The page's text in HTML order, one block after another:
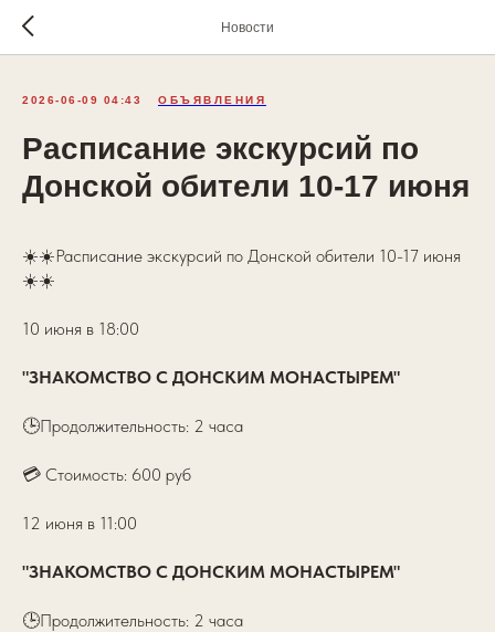
Новости
2026-06-09 04:43 ОБЪЯВЛЕНИЯ
Расписание экскурсий по
Донской обители 10-17 июня
☀️☀️Расписание экскурсий по Донской обители 10-17 июня
☀️☀️
10 июня в 18:00
"ЗНАКОМСТВО С ДОНСКИМ МОНАСТЫРЕМ"
🕒Продолжительность: 2 часа
💳 Стоимость: 600 руб
12 июня в 11:00
"ЗНАКОМСТВО С ДОНСКИМ МОНАСТЫРЕМ"
🕒Продолжительность: 2 часа